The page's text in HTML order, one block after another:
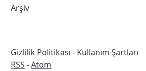
Arşiv
Gizlilik Politikası - Kullanım Şartları
RSS
RSS -Atom